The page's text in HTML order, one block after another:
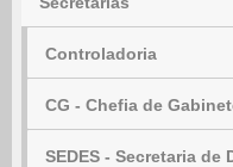
Controladoria
CG - Chefia de
SEDES - Secretaria